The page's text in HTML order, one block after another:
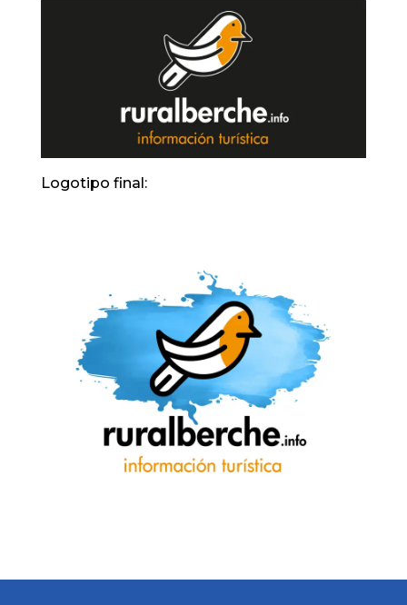
Logotipo final: